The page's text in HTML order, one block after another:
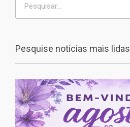
Pesquise notícias mais lidas